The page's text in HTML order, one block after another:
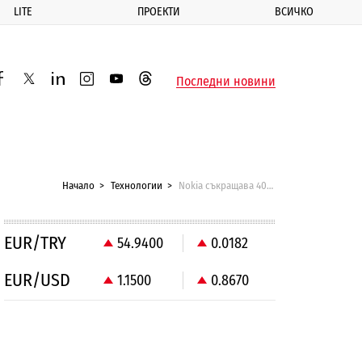
LITE ПРОЕКТИ ВСИЧКО
twitterlinkedininstagram
youtubethreadsПоследни новини
Начало Технологии Nokia съкращава 400 служители във Финландия
EUR/TRY 54.9400 0.0182
EUR/USD 1.1500 0.8670